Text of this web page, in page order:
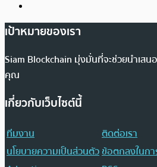
เป้าหมายของเรา
Siam Blockchain มุ่งมั่นที่จะช่วยนำเสน
คุณ
เกี่ยวกับเว็บไซต์นี้
ทีมงาน
ติดต่อเรา
นโยบายความเป็นส่วนตัวข้อตกลงในกา